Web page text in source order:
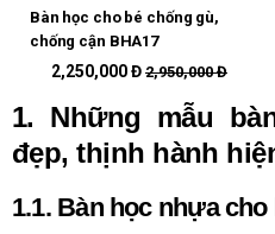
Bàn học cho bé chống gù,
chống cận BHA17
2,250,000 Đ 2,950,000 Đ
1. Những mẫu
đẹp, thịnh hành
1.1. Bàn học nhựa cho